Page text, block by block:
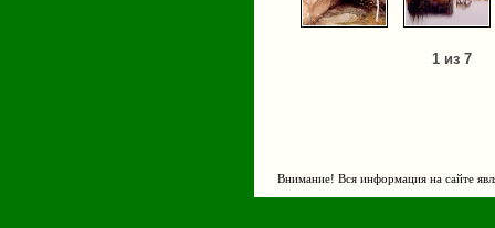
1 из 7
Внимание! Вся информация на сайте